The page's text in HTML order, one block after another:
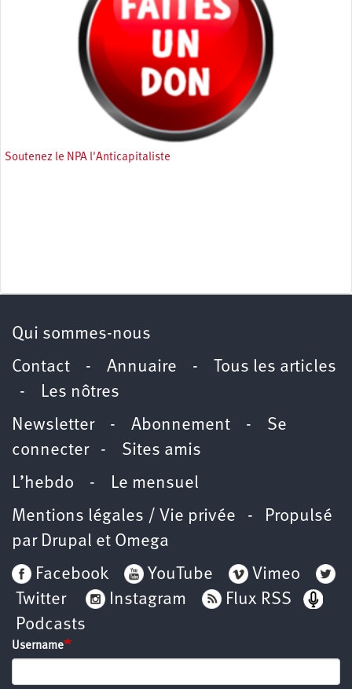
Soutenez le NPA l'Anticapitaliste
Qui sommes-nous
Contact - Annuaire - Tous les articles
-
Les nôtres
Newsletter- Abonnement - Se
connecter- Sites amis
L’hebdo -
Le mensuel
Mentions légales / Vie privée - Propulsé
par Drupal et Omega
Facebook
YouTube
Vimeo
Twitter
Instagram
Flux RSS
Podcasts
Username